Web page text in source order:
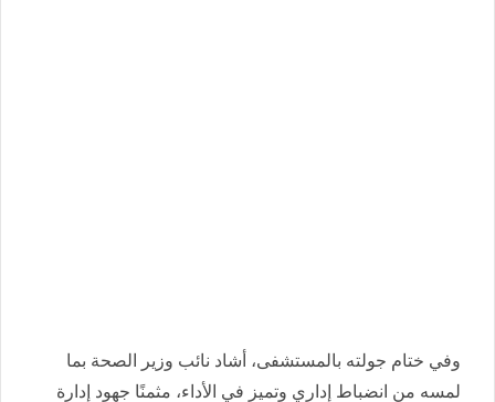
وفي ختام جولته بالمستشفى، أشاد نائب وزير الصحة بما
لمسه من انضباط إداري وتميز في الأداء، مثمنًا جهود إدارة